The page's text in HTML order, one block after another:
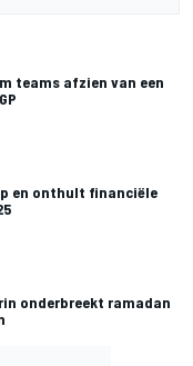
teams afzien van een
en onthult financiële
onderbreekt ramadan